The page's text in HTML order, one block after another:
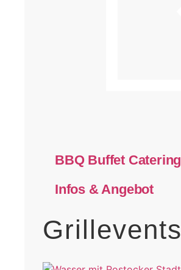
BBQ Buffet Catering
Infos & Angebot
Grillevents